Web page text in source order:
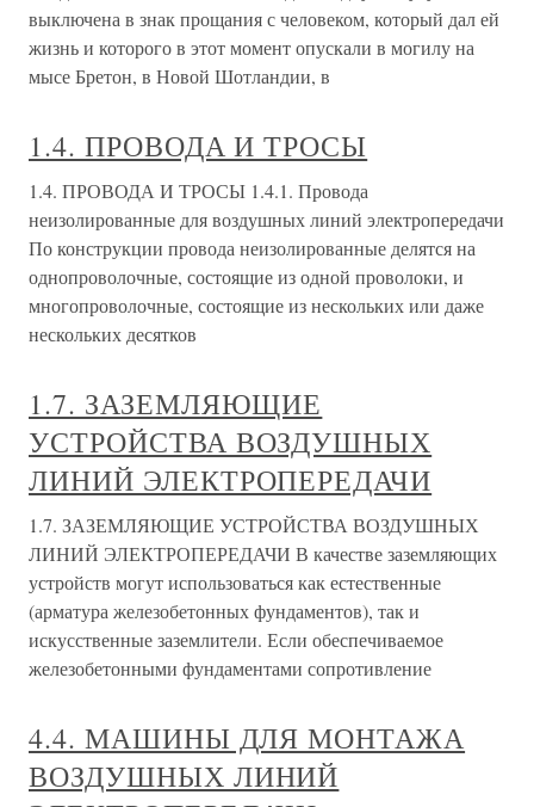
выключена в знак прощания с человеком, который дал ей
жизнь и которого в этот момент опускали в могилу на
мысе Бретон, в Новой Шотландии, в
1.4. ПРОВОДА И ТРОСЫ
1.4. ПРОВОДА И ТРОСЫ 1.4.1. Провода
неизолированные для воздушных линий электропередачи
По конструкции провода неизолированные делятся на
однопроволочные, состоящие из одной проволоки, и
многопроволочные, состоящие из нескольких или даже
нескольких десятков
1.7. ЗАЗЕМЛЯЮЩИЕ
УСТРОЙСТВА ВОЗДУШНЫХ
ЛИНИЙ ЭЛЕКТРОПЕРЕДАЧИ
1.7. ЗАЗЕМЛЯЮЩИЕ УСТРОЙСТВА ВОЗДУШНЫХ
ЛИНИЙ ЭЛЕКТРОПЕРЕДАЧИ В качестве заземляющих
устройств могут использоваться как естественные
(арматура железобетонных фундаментов), так и
искусственные заземлители. Если обеспечиваемое
железобетонными фундаментами сопротивление
4.4. МАШИНЫ ДЛЯ МОНТАЖА
ВОЗДУШНЫХ ЛИНИЙ